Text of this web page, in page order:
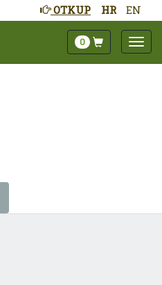
HR EN
OTKUP
0